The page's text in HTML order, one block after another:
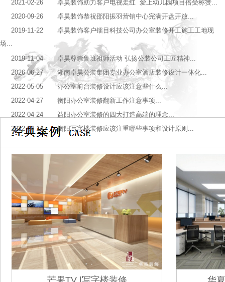
2021-02-26 卓昊装饰助力客户电视走红 爱上幼儿园项目倍受称赞...
2020-09-26 卓昊装饰恭祝邵阳振羽营销中心完满开盘开放...
2019-11-22 卓昊装饰客户镭目科技公司办公室装修开工施工工地现
场...
2019-11-04 卓昊尊崇鲁班祖师活动 弘扬公装公司工匠精神...
2026-06-27 湖南卓昊公装集团专业办公室酒店装修设计一体化...
2022-05-05 办公室前台装修设计应该注意些什么...
2022-04-27 衡阳办公室装修翻新工作注意事项...
2022-04-24 益阳办公室装修的四大打造高端的理念...
2022-04-14 衡阳写字楼装修应该注重哪些事项和设计原则...
芒果TV |写字楼装修 华